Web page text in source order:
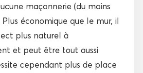
maçonnerie (du moins
économique que le mur, il
plus naturel à
et peut être tout aussi
cependant plus de place